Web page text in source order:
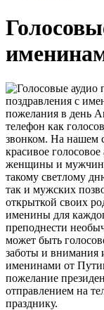
поздравления с
пожелания в день
телефон как
звонком. На нашем
красивое
женщины и
такому светлому
так и мужских
открыткой своих
именины для
преподнести
может быть
заботы и внимания
именинами от
пожелание
отправлением на
празднику.